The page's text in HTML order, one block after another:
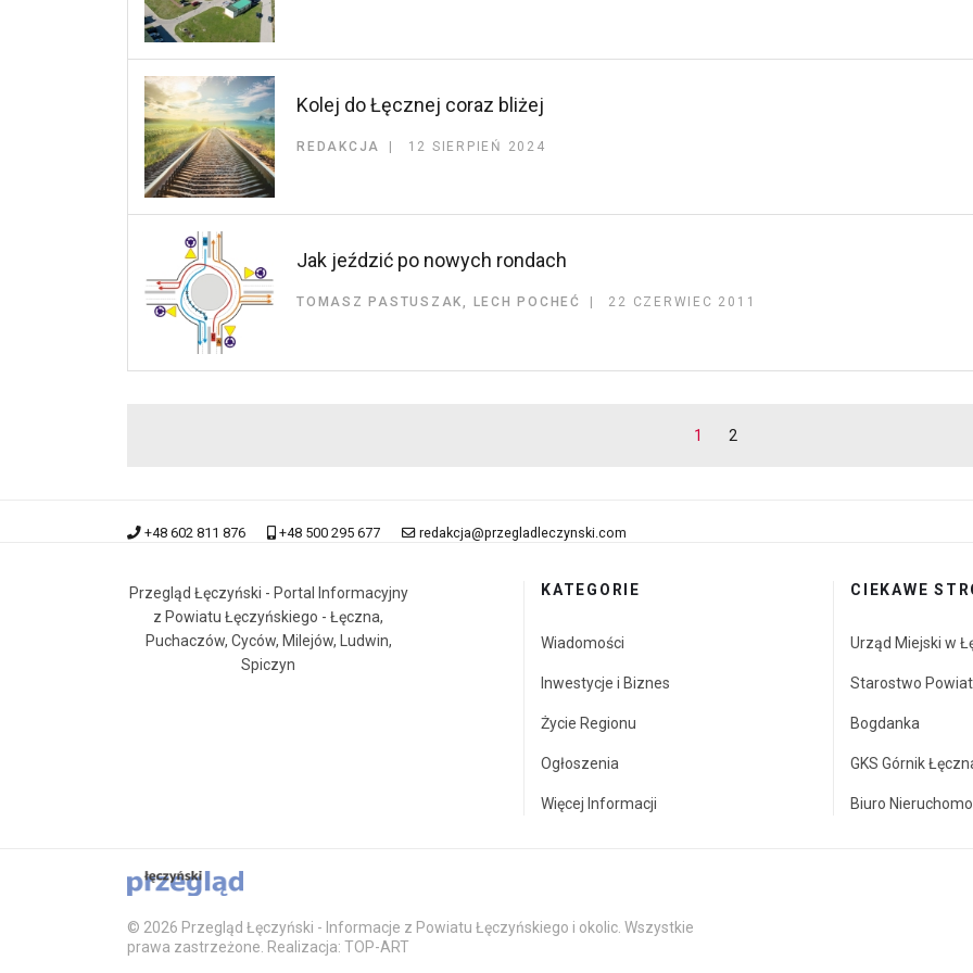
Kolej do Łęcznej coraz bliżej
REDAKCJA 12 SIERPIEŃ 2024
Jak jeździć po nowych rondach
TOMASZ PASTUSZAK, LECH POCHEĆ 22 CZERWIEC 2011
1 2
+48 602 811 876 +48 500 295 677 redakcja@przegladleczynski.com
Przegląd Łęczyński - Portal Informacyjny
z Powiatu Łęczyńskiego - Łęczna,
Puchaczów, Cyców, Milejów, Ludwin,
Spiczyn
KATEGORIE
Wiadomości
Inwestycje i Biznes
Życie Regionu
Ogłoszenia
Więcej Informacji
CIEKAWE
Urząd Miejski w
Starostwo
Bogdanka
GKS Górnik
Biuro
© 2026 Przegląd Łęczyński - Informacje z Powiatu Łęczyńskiego i okolic. Wszystkie
prawa zastrzeżone. Realizacja: TOP-ART